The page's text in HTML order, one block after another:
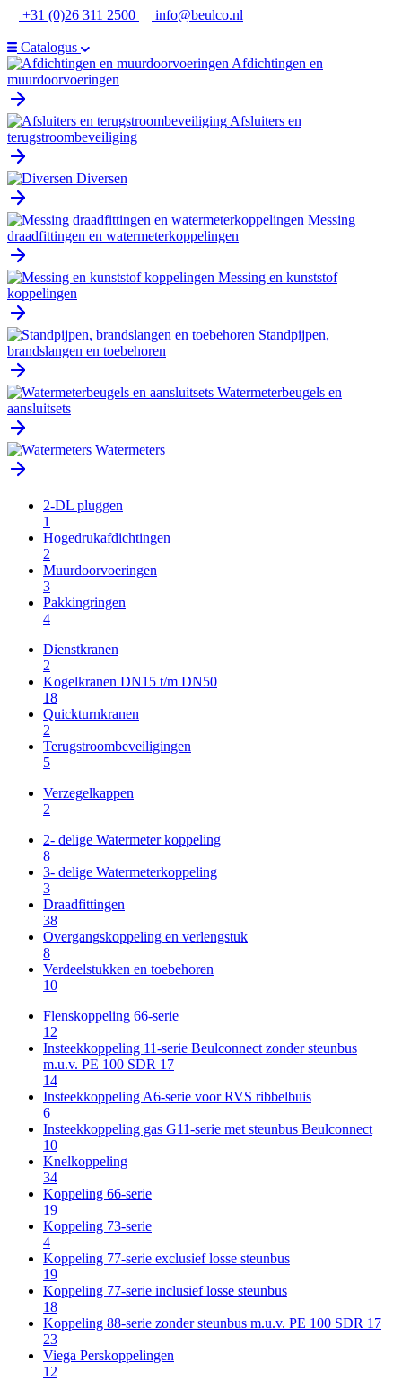
Ga
de
inhoud
+31 (0)26 311 2500 info@beulco.nl
Catalogus
Afdichtingen en
muurdoorvoeringen
Afsluiters en
terugstroombeveiliging
Diversen
Messing
draadfittingen en watermeterkoppelingen
Messing en kunststof
koppelingen
Standpijpen,
brandslangen en toebehoren
Watermeterbeugels en
aansluitsets
Watermeters
2-DL pluggen
1
Hogedrukafdichtingen
2
Muurdoorvoeringen
3
Pakkingringen
4
Dienstkranen
2
Kogelkranen DN15 t/m DN50
18
Quickturnkranen
2
Terugstroombeveiligingen
5
Verzegelkappen
2
2- delige Watermeter koppeling
8
3- delige Watermeterkoppeling
3
Draadfittingen
38
Overgangskoppeling en verlengstuk
8
Verdeelstukken en toebehoren
10
Flenskoppeling 66-serie
12
Insteekkoppeling 11-serie Beulconnect zonder steunbus
m.u.v. PE 100 SDR 17
14
Insteekkoppeling A6-serie voor RVS ribbelbuis
6
Insteekkoppeling gas G11-serie met steunbus Beulconnect
10
Knelkoppeling
34
Koppeling 66-serie
19
Koppeling 73-serie
4
Koppeling 77-serie exclusief losse steunbus
19
Koppeling 77-serie inclusief losse steunbus
18
Koppeling 88-serie zonder steunbus m.u.v. PE 100 SDR 17
23
Viega Perskoppelingen
12